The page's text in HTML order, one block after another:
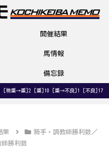
開催結果
馬情報
備忘録
[稍重→重]2 [重]10 [重→不良]1 [不良]17
果
騎手・調教師勝利数／
勝利数